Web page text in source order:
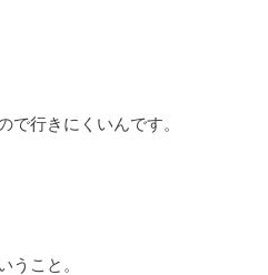
で行きにくいんです。
うこと。